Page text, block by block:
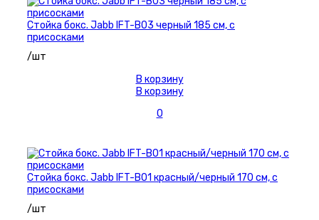
Стойка бокс. Jabb IFT-B03 черный 185 см, с
присосками
/шт
В корзину
В корзину
0
Стойка бокс. Jabb IFT-B01 красный/черный 170 см, с
присосками
/шт